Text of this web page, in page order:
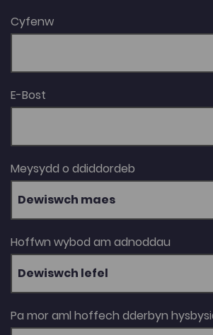
Cyfenw
E-Bost
Meysydd o ddiddordeb
Dewiswch maes
Hoffwn wybod am adnoddau
Dewiswch lefel
Pa mor aml hoffech dderbyn